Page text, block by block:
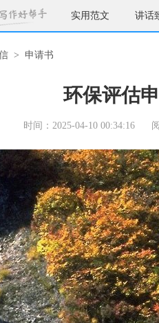
实用范文 讲话
> 申请书
环保评估
时间：2025-04-10 00:34:16